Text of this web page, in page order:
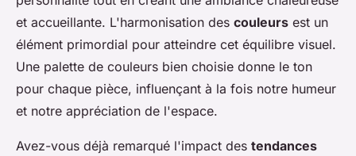
et accueillante. L'harmonisation des couleurs est un
élément primordial pour atteindre cet équilibre visuel.
Une palette de couleurs bien choisie donne le ton
pour chaque pièce, influençant à la fois notre humeur
et notre appréciation de l'espace.
Avez-vous déjà remarqué l'impact des tendances